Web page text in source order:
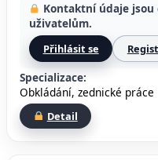
Kontaktní údaje
uživatelům.
Přihlásit se
Specializace:
Obkládání, zednické práce
Detail